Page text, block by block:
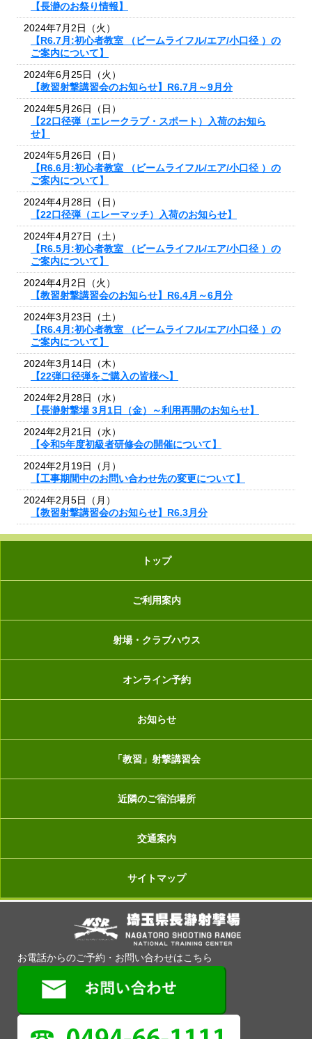
【長瀞のお祭り情報】
2024年7月2日（火）
【R6.7月:初心者教室 （ビームライフル/エア/小口径 ）の
ご案内について】
2024年6月25日（火）
【教習射撃講習会のお知らせ】R6.7月～9月分
2024年5月26日（日）
【22口径弾（エレークラブ・スポート）入荷のお知ら
せ】
2024年5月26日（日）
【R6.6月:初心者教室 （ビームライフル/エア/小口径 ）の
ご案内について】
2024年4月28日（日）
【22口径弾（エレーマッチ）入荷のお知らせ】
2024年4月27日（土）
【R6.5月:初心者教室 （ビームライフル/エア/小口径 ）の
ご案内について】
2024年4月2日（火）
【教習射撃講習会のお知らせ】R6.4月～6月分
2024年3月23日（土）
【R6.4月:初心者教室 （ビームライフル/エア/小口径 ）の
ご案内について】
2024年3月14日（木）
【22弾口径弾をご購入の皆様へ】
2024年2月28日（水）
【長瀞射撃場 3月1日（金）～利用再開のお知らせ】
2024年2月21日（水）
【令和5年度初級者研修会の開催について】
2024年2月19日（月）
【工事期間中のお問い合わせ先の変更について】
2024年2月5日（月）
【教習射撃講習会のお知らせ】R6.3月分
トップ
ご利用案内
射場・クラブハウス
オンライン予約
お知らせ
「教習」射撃講習会
近隣のご宿泊場所
交通案内
サイトマップ
お電話からのご予約・お問い合わせはこちら